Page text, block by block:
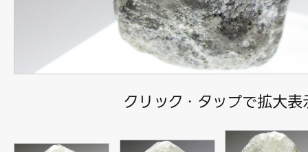
クリック・タップで拡大表